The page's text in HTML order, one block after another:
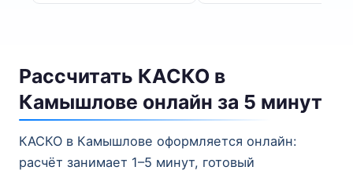
Рассчитать КАСКО в
Камышлове онлайн за 5 минут
КАСКО в Камышлове оформляется онлайн:
расчёт занимает 1–5 минут, готовый